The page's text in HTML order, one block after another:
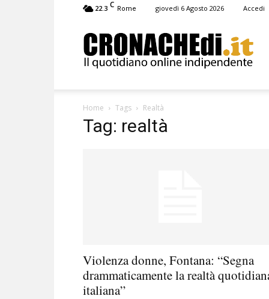
22.3 C Rome giovedì 6 Agosto 2026 Accedi
Home Tags Realtà
Tag: realtà
Violenza donne, Fontana: “Segna
drammaticamente la realtà
italiana”